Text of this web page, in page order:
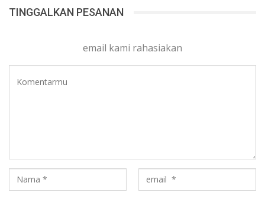
TINGGALKAN PESANAN
email kami rahasiakan